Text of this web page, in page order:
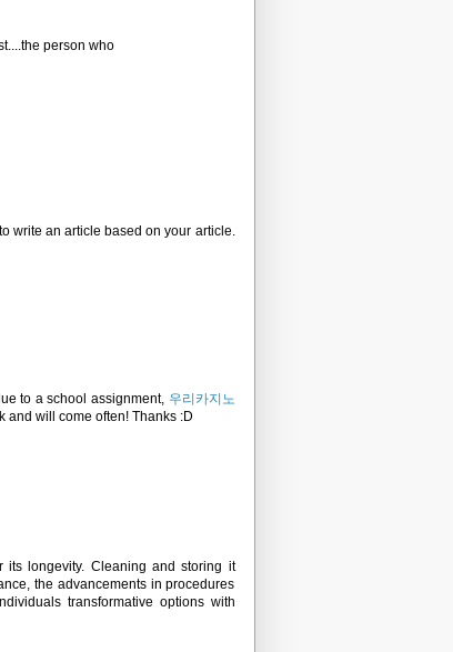
person who
write an article based on your article.
to a school assignment, 우리카지노
and will come often! Thanks :D
longevity. Cleaning and storing it
the advancements in procedures
transformative options with